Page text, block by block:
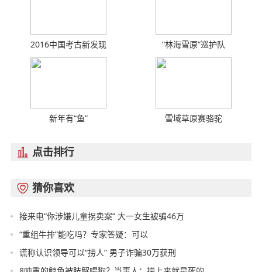
2016中国考古新发现 “林海雪原”巡护队
新年有“鱼” 雪域草原赛骆驼
 点击排行
 猜你喜欢
接来电“你涉嫌儿童拐卖案” 大一女生被骗46万
“重组牛排”能吃吗？专家答疑：可以
谎称认识领导可以“捞人” 男子诈骗30万获刑